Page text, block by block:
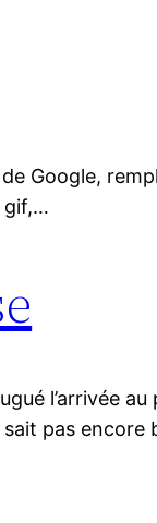
Google,
gif,…
l’arrivée
pas encore